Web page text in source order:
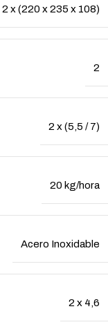
2 x (220 x 235 x 108)
2
2 x (5,5 / 7)
20 kg/hora
Acero Inoxidable
2 x 4,6